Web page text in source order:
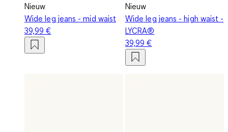
Nieuw
Wide leg jeans - mid waist
39,99 €
Nieuw
Wide leg jeans - high waist -
LYCRA®
39,99 €